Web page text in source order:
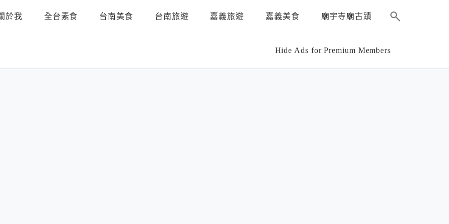
於我 全台素食 台南美食 台南旅遊 嘉義旅遊 嘉義美食 廟宇寺廟古蹟
Hide Ads for Premium Members